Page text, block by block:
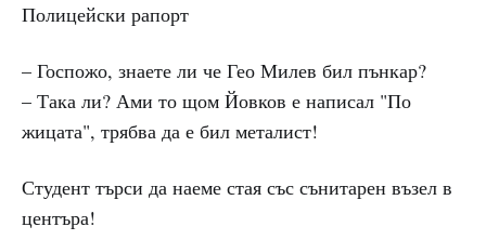
Полицейски рапорт
– Госпожо, знаете ли че Гео Милев бил пънкар?
– Така ли? Ами то щом Йовков е написал "По
жицата", трябва да е бил металист!
Студент търси да наеме стая със сънитарен възел в
центъра!